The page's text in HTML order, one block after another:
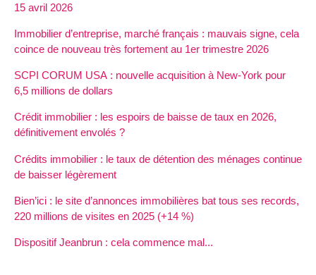
15 avril 2026
Immobilier d’entreprise, marché français : mauvais signe, cela
coince de nouveau très fortement au 1er trimestre 2026
SCPI CORUM USA : nouvelle acquisition à New-York pour
6,5 millions de dollars
Crédit immobilier : les espoirs de baisse de taux en 2026,
définitivement envolés ?
Crédits immobilier : le taux de détention des ménages continue
de baisser légèrement
Bien’ici : le site d’annonces immobilières bat tous ses records,
220 millions de visites en 2025 (+14 %)
Dispositif Jeanbrun : cela commence mal...